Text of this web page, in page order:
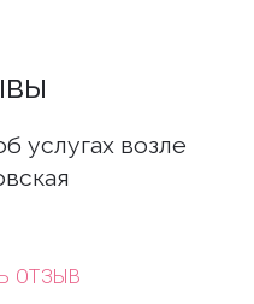
услугах возле
ОТЗЫВ